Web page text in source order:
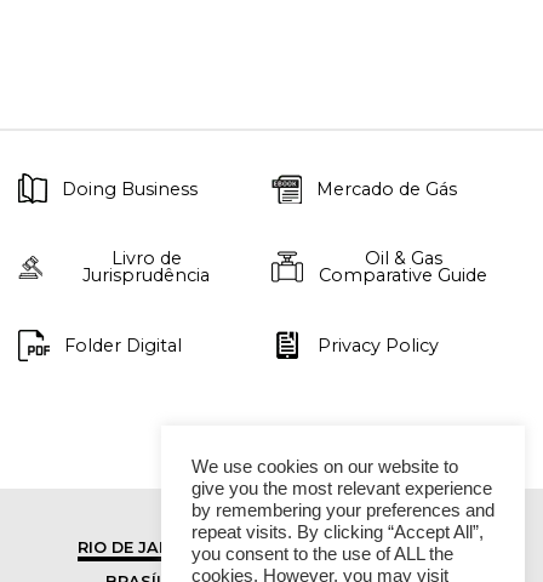
Doing Business Mercado de Gás
Livro de
Jurisprudência
Oil & Gas
Comparative Guide
Folder Digital Privacy Policy
RIO DE JANEIRO
SÃO PAULO
We use cookies on our website to
give you the most relevant experience
by remembering your preferences and
repeat visits. By clicking “Accept All”,
you consent to the use of ALL the
cookies. However, you may visit